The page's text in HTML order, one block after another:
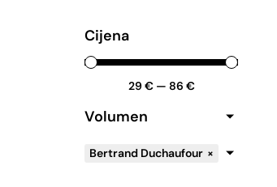
Cijena
29€— 86 €
Volumen
Bertrand Duchaufour ×